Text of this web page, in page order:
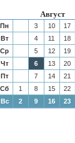
Август
Пн 3 10 17
Вт
4 11 18
Ср
5 12 19
Чт
6 13 20
Пт
7 14 21
Сб
1 8 15 22
Вс
2 9 16 23